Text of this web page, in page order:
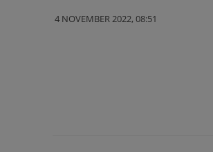
4 NOVEMBER 2022, 08:51